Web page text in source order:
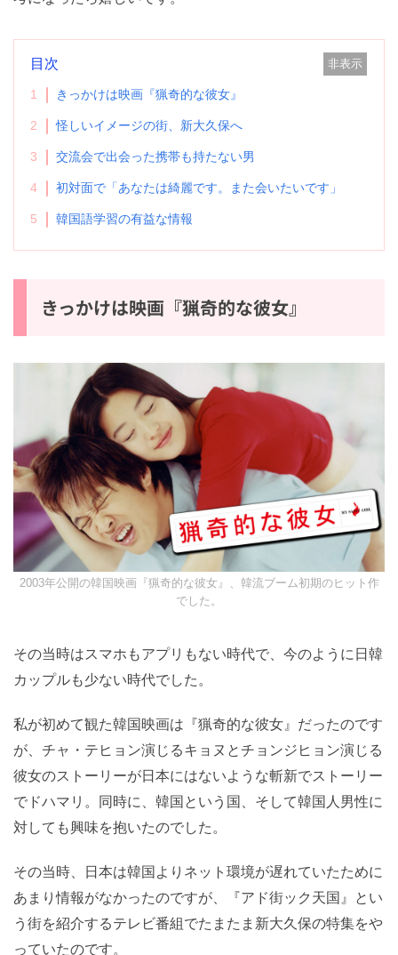
目次 非表示
1 きっかけは映画『猟奇的な彼女』
2 怪しいイメージの街、新大久保へ
3 交流会で出会った携帯も持たない男
4 初対面で「あなたは綺麗です。また会いたいです」
5 韓国語学習の有益な情報
きっかけは映画『猟奇的な彼女』
2003年公開の韓国映画『猟奇的な彼女』、韓流ブーム初期のヒット
作でした。
韓カップルも少ない時代でした。
すが、チャ・テヒョン演じるキョヌとチョンジヒョン演
じる彼女のストーリーが日本にはないような斬新でスト
ーリーでドハマリ。同時に、韓国という国、そして韓国
人男性に対しても興味を抱いたのでした。
にあまり情報がなかったのですが、『アド街ック天国』
という街を紹介するテレビ番組でたまたま新大久保の特
集をやっていたのです。